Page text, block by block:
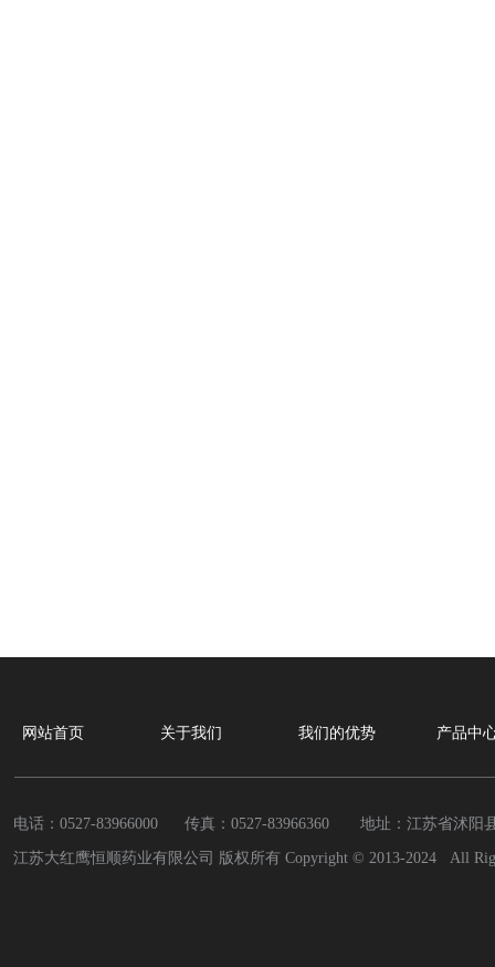
电话：0527-83966000 传真： 0527-83966360 地址：江苏省沭阳
江苏大红鹰恒顺药业有限公司 版权所有 Copyright © 2013-2024 All
网站首页 关于我们 我们的优势 产品中